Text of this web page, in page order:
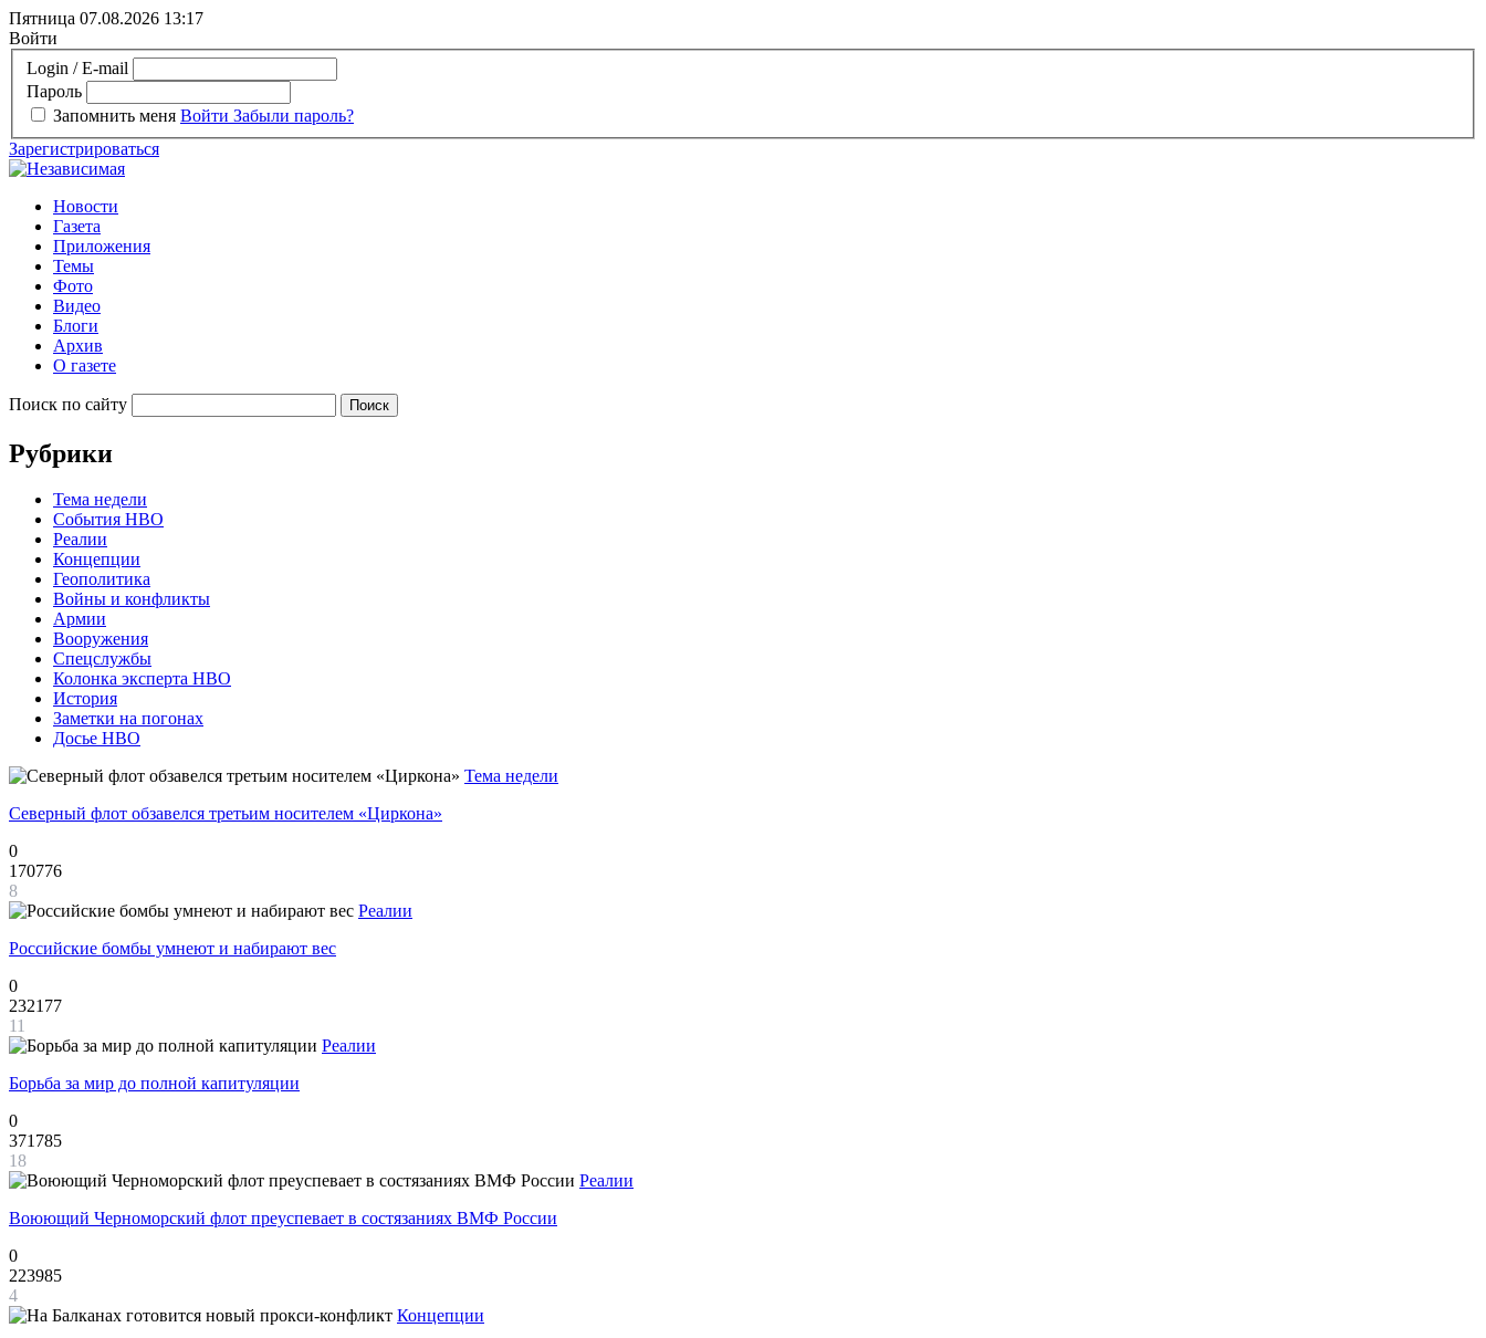
Пятница 07.08.2026 13:17
Войти
Login / E-mail
Пароль
Запомнить меня Войти Забыли пароль?
Зарегистрироваться
Новости
Газета
Приложения
Темы
Фото
Видео
Блоги
Архив
О газете
Поиск по сайту
Рубрики
Тема недели
События НВО
Реалии
Концепции
Геополитика
Войны и конфликты
Армии
Вооружения
Спецслужбы
Колонка эксперта НВО
История
Заметки на погонах
Досье НВО
Тема недели
Северный флот обзавелся третьим носителем «Циркона»
0
170776
8
Реалии
Российские бомбы умнеют и набирают вес
0
232177
11
Реалии
Борьба за мир до полной капитуляции
0
371785
18
Реалии
Воюющий Черноморский флот преуспевает в состязаниях ВМФ России
0
223985
4
Концепции